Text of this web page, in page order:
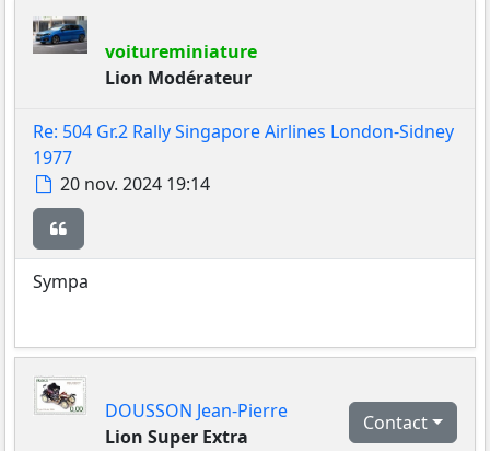
voitureminiature
Lion Modérateur
Re: 504 Gr.2 Rally Singapore Airlines London-Sidney
1977
Message
20 nov. 2024 19:14
Sympa
DOUSSON Jean-Pierre
Lion Super Extra
Contact